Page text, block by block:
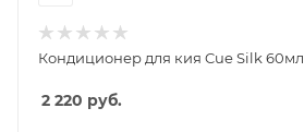
Кондиционер для кия Cue Silk 60мл
2 220 руб.